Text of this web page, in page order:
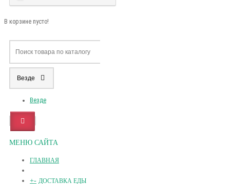
В корзине пусто!
Везде
Везде
МЕНЮ САЙТА
ГЛАВНАЯ
+- ДОСТАВКА ЕДЫ